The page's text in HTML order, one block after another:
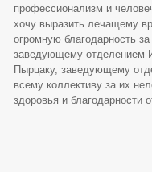
профессионализм и
хочу выразить лечащему
огромную благодарность
заведующему отделением
Пырцаку, заведующему
всему коллективу за их
здоровья и благодарности